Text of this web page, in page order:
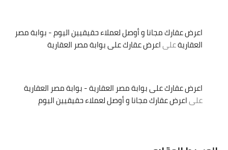
اعرض عقارك مجانا و أوصل لعملاء حقيقيين اليوم - بوابة مصر
العقاريةعلىاعرض عقارك على بوابة مصر العقارية
اعرض عقارك على بوابة مصر العقارية - بوابة مصر العقارية
علىاعرض عقارك مجانا و أوصل لعملاء حقيقيين اليوم